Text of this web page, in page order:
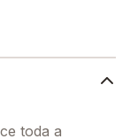
uma
toda a